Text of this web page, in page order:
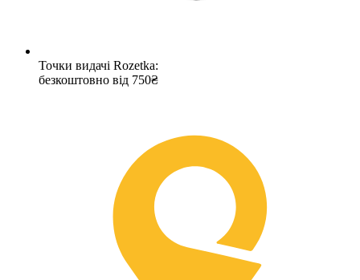
Точки видачі Rozetka:
безкоштовно від 750₴